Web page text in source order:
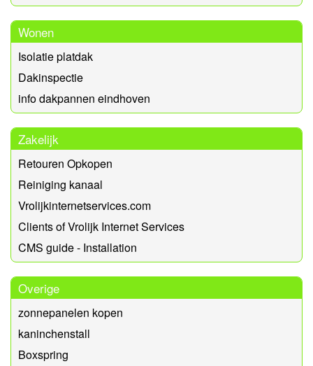
Wonen
Isolatie platdak
Dakinspectie
info dakpannen eindhoven
Zakelijk
Retouren Opkopen
Reiniging kanaal
Vrolijkinternetservices.com
Clients of Vrolijk Internet Services
CMS guide - Installation
Overige
zonnepanelen kopen
kaninchenstall
Boxspring